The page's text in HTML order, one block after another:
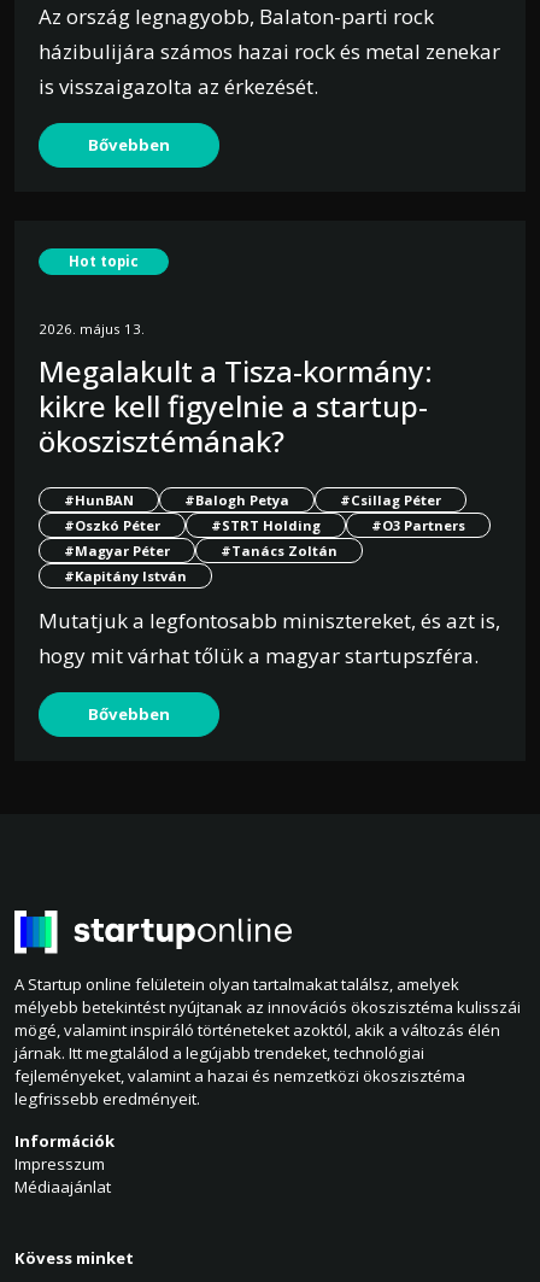
Az ország legnagyobb, Balaton-parti rock
házibulijára számos hazai rock és metal zenekar
is visszaigazolta az érkezését.
Bővebben
Hot topic
2026. május 13.
Megalakult a Tisza-kormány:
kikre kell figyelnie a startup-
ökoszisztémának?
#HunBAN #Balogh Petya
#Csillag Péter
#Oszkó Péter
#STRT Holding
#O3 Partners
#Magyar Péter
#Tanács Zoltán
#Kapitány István
Mutatjuk a legfontosabb minisztereket, és azt is,
hogy mit várhat tőlük a magyar startupszféra.
Bővebben
A Startup online felületein olyan tartalmakat találsz, amelyek
mélyebb betekintést nyújtanak az innovációs ökoszisztéma kulisszái
mögé, valamint inspiráló történeteket azoktól, akik a változás élén
járnak. Itt megtalálod a legújabb trendeket, technológiai
fejleményeket, valamint a hazai és nemzetközi ökoszisztéma
legfrissebb eredményeit.
Információk
Impresszum
Médiaajánlat
Kövess minket